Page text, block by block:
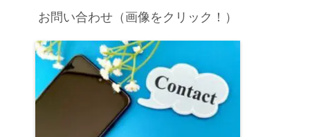
お問い合わせ（画像をクリック！）